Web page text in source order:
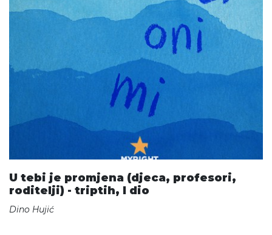
U tebi je promjena (djeca, profesori,
roditelji) - triptih, I dio
Dino Hujić